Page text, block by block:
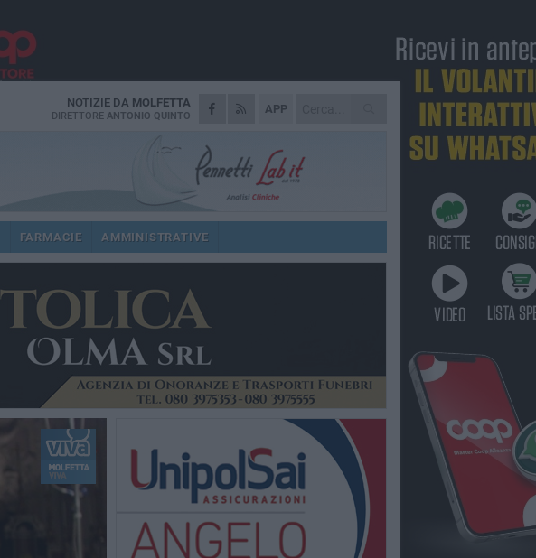
APP
NOTIZIE DA MOLFETTA
DIRETTORE ANTONIO QUINTO
FARMACIE AMMINISTRATIVE